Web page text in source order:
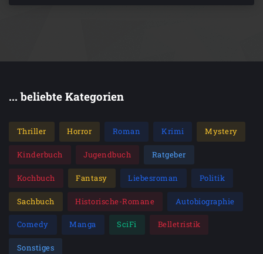
... beliebte Kategorien
Thriller Horror Roman Krimi Mystery
Kinderbuch Jugendbuch Ratgeber
Kochbuch Fantasy Liebesroman Politik
Sachbuch Historische-Romane Autobiographie
Comedy Manga SciFi Belletristik
Sonstiges